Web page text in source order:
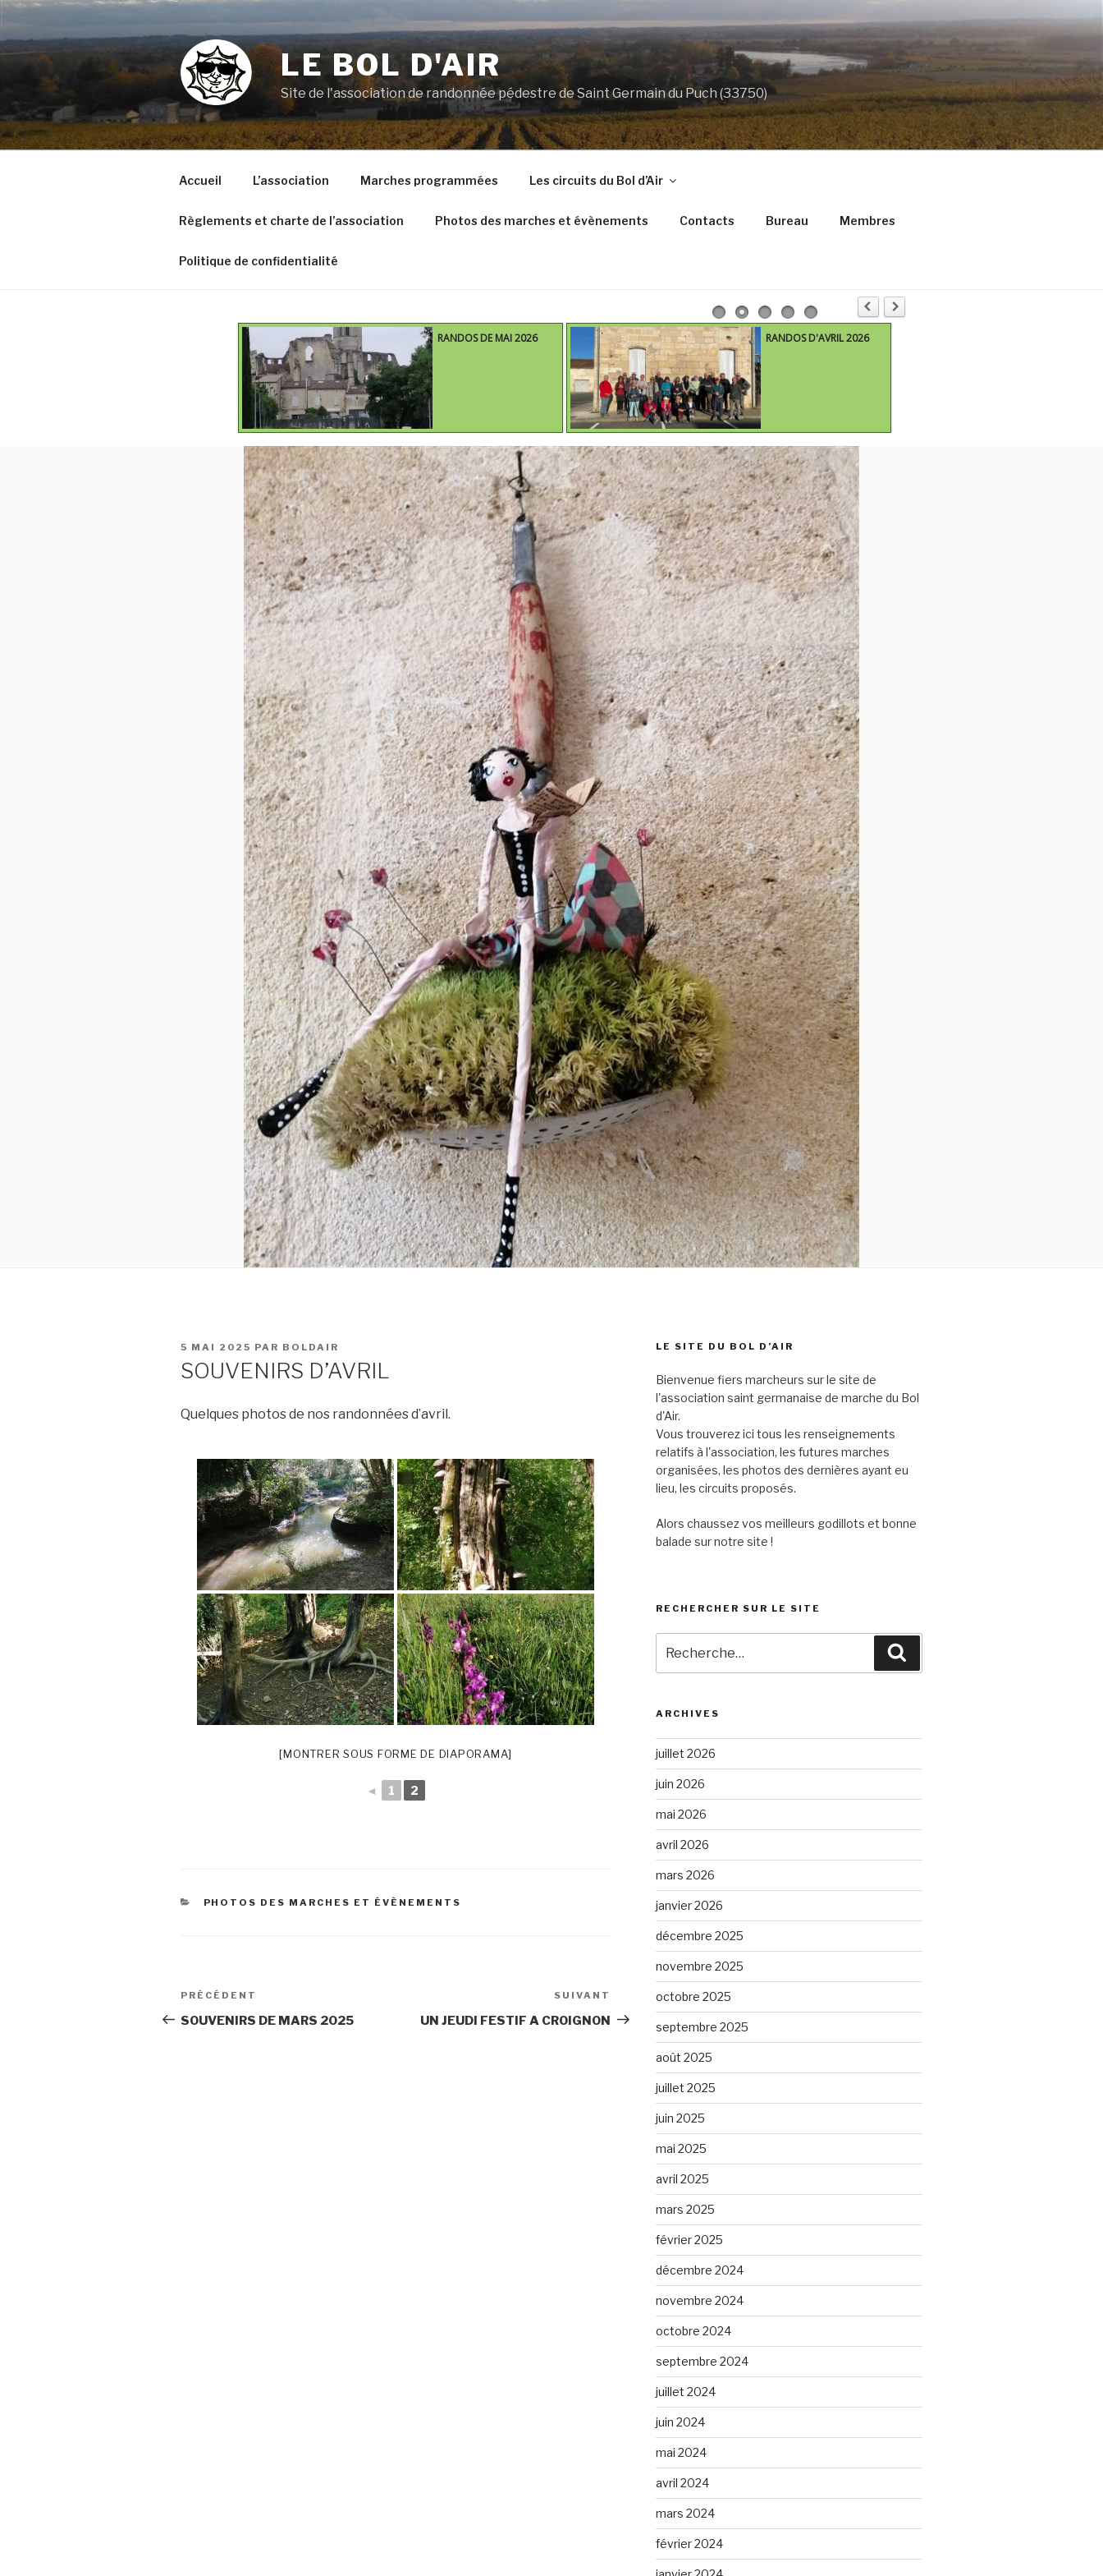
Aller
contenu
principal
LE BOL D'AIR
Site de l'association de randonnée pédestre de Saint Germain du Puch (33750)
Accueil L’association Marches programmées Les circuits du Bol d’Air
Règlements et charte de l’association Photos des marches et évènements Contacts Bureau Membres
Politique de confidentialité
RANDOS DE MAI 2026 RANDOS D'AVRIL 2026
PUBLIÉ
5 MAI 2025 PAR BOLDAIR
SOUVENIRS D’AVRIL
Quelques photos de nos randonnées d’avril.
[MONTRER SOUS FORME DE DIAPORAMA]
◄ 1 2
CATÉGORIES
PHOTOS DES MARCHES ET ÉVÈNEMENTS
Navigation
de
Article
précédent
PRÉCÉDENT
SOUVENIRS DE MARS 2025
Article
suivant
SUIVANT
UN JEUDI FESTIF A CROIGNON
LE SITE DU BOL D’AIR
Bienvenue fiers marcheurs sur le site de
l'association saint germanaise de marche du Bol
d'Air.
Vous trouverez ici tous les renseignements
relatifs à l'association, les futures marches
organisées, les photos des dernières ayant eu
lieu, les circuits proposés.
Alors chaussez vos meilleurs godillots et bonne
balade sur notre site !
RECHERCHER SUR LE SITE
pour
:
ARCHIVES
juillet 2026
juin 2026
mai 2026
avril 2026
mars 2026
janvier 2026
décembre 2025
novembre 2025
octobre 2025
septembre 2025
août 2025
juillet 2025
juin 2025
mai 2025
avril 2025
mars 2025
février 2025
décembre 2024
novembre 2024
octobre 2024
septembre 2024
juillet 2024
juin 2024
mai 2024
avril 2024
mars 2024
février 2024